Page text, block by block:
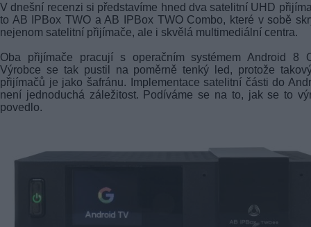
V dnešní recenzi si představíme hned dva satelitní UHD
to AB IPBox TWO a AB IPBox TWO Combo, které v sobě
nejenom satelitní přijímače, ale i skvělá multimediální centra.
Oba přijímače pracují s operačním systémem Android 8
Výrobce se tak pustil na poměrně tenký led, protože
přijímačů je jako šafránu. Implementace satelitní části do
není jednoduchá záležitost. Podíváme se na to, jak se to
povedlo.